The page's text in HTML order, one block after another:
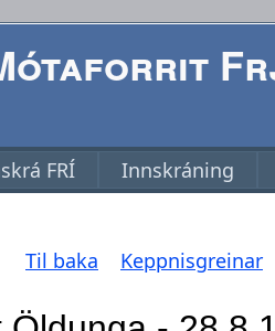
FRÍ Innskráning
Til baka Keppnisgreinar